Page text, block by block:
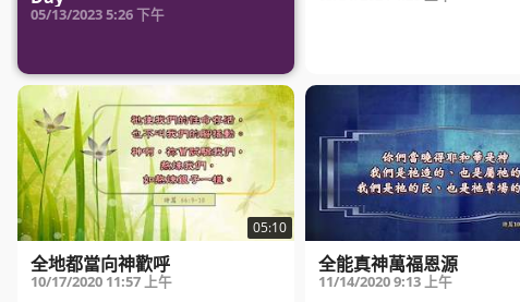
05/13/20235:26 下午
05:10
全地都當向神歡呼
10/17/2020 11:57 上午
全能真神萬福恩源
11/14/20209:13 上午